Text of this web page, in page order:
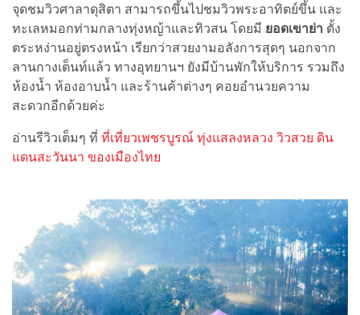
จุดชมวิวศาลาดุสิตา สามารถขึ้นไปชมวิวพระอาทิตย์ขึ้น และ
ทะเลหมอกท่ามกลางทุ่งหญ้าและทิวสน โดยมี ยอดเขาย่า ตั้ง
ตระหง่านอยู่ตรงหน้า เรียกว่าสวยงามอลังการสุดๆ นอกจาก
ลานกางเต็นท์แล้ว ทางอุทยานฯ ยังมีบ้านพักให้บริการ รวมถึง
ห้องน้ำ ห้องอาบน้ำ และร้านค้าต่างๆ คอยอำนวยความ
สะดวกอีกด้วยค่ะ
อ่านรีวิวเต็มๆ ที่ ที่เที่ยวเพชรบูรณ์ ทุ่งแสลงหลวง วิวสวย ดิน
แดนสะวันนา ของเมืองไทย